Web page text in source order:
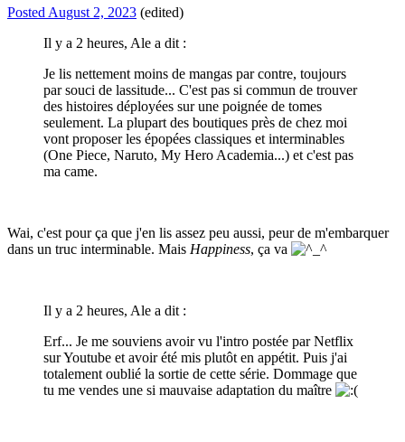
Posted August 2, 2023 (edited)
Il y a 2 heures, Ale a dit :
Je lis nettement moins de mangas par contre, toujours
par souci de lassitude... C'est pas si commun de trouver
des histoires déployées sur une poignée de tomes
seulement. La plupart des boutiques près de chez moi
vont proposer les épopées classiques et interminables
(One Piece, Naruto, My Hero Academia...) et c'est pas
ma came.
Wai, c'est pour ça que j'en lis assez peu aussi, peur de m'embarquer
dans un truc interminable. Mais Happiness, ça va
Il y a 2 heures, Ale a dit :
Erf... Je me souviens avoir vu l'intro postée par Netflix
sur Youtube et avoir été mis plutôt en appétit. Puis j'ai
totalement oublié la sortie de cette série. Dommage que
tu me vendes une si mauvaise adaptation du maître